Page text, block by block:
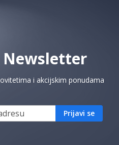
Newsletter
i akcijskim ponudama
Prijavi se